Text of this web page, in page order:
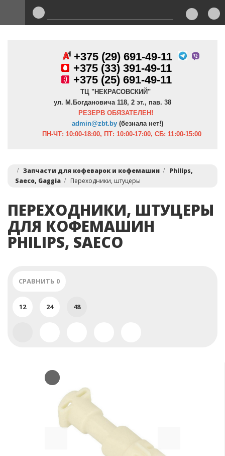
+375 (29) 691-49-11
+375 (33) 391-49-11
+375 (25) 691-49-11
ТЦ "НЕКРАСОВСКИЙ"
ул. М.Богдановича 118, 2 эт., пав. 38
РЕЗЕРВ ОБЯЗАТЕЛЕН!
admin@zbt.by (безнала нет!)
ПН-ЧТ: 10:00-18:00, ПТ: 10:00-17:00, СБ: 11:00-15:00
Запчасти для кофеварок и кофемашин
Philips,
Saeco, Gaggia
Переходники, штуцеры
ПЕРЕХОДНИКИ, ШТУЦЕРЫ
ДЛЯ КОФЕМАШИН
PHILIPS, SAECO
СРАВНИТЬ 0
12 24 48
Previous